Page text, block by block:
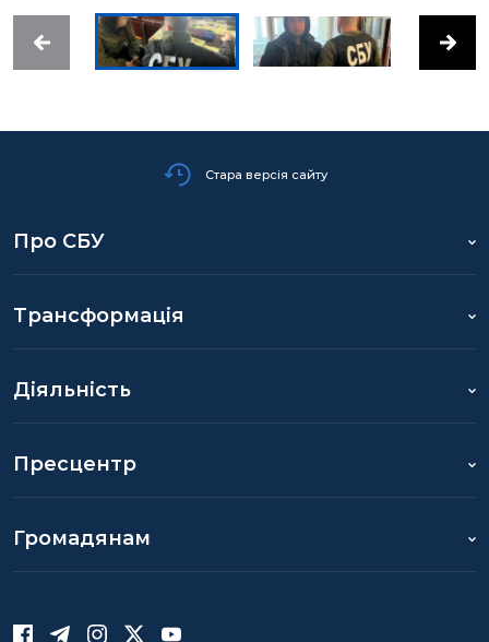
Стара версія сайту
Про СБУ
Трансформація
Діяльність
Пресцентр
Громадянам